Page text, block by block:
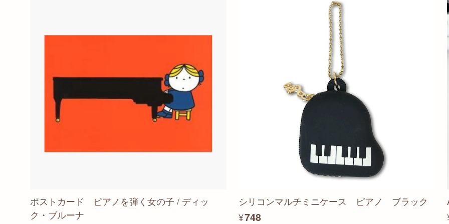
ポストカード ピアノを弾く女の子 / ディッ
ク・ブルーナ
シリコンマルチミニケース ピアノ ブラック
¥748